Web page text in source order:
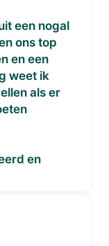
een nogal
ons top
en een
weet ik
als er
en